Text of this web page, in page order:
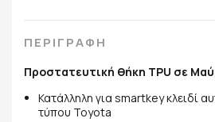
ΠΕΡΙΓΡΑΦΗ
Προστατευτική θήκη TPU σε
Κατάλληλη για smartkey κλειδί
τύπου Toyota